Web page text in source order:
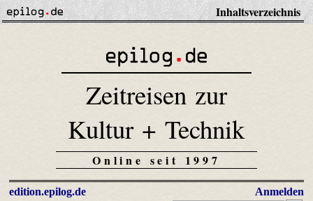
Inhaltsverzeichnis
Zeitreisen zur
Kultur + Technik
Online seit 1997
edition.epilog.de
Anmelden